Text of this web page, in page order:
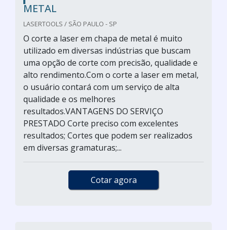
METAL
LASERTOOLS / SÃO PAULO - SP
O corte a laser em chapa de metal é muito
utilizado em diversas indústrias que buscam
uma opção de corte com precisão, qualidade e
alto rendimento.Com o corte a laser em metal,
o usuário contará com um serviço de alta
qualidade e os melhores
resultados.VANTAGENS DO SERVIÇO
PRESTADO Corte preciso com excelentes
resultados; Cortes que podem ser realizados
em diversas gramaturas;...
Cotar agora